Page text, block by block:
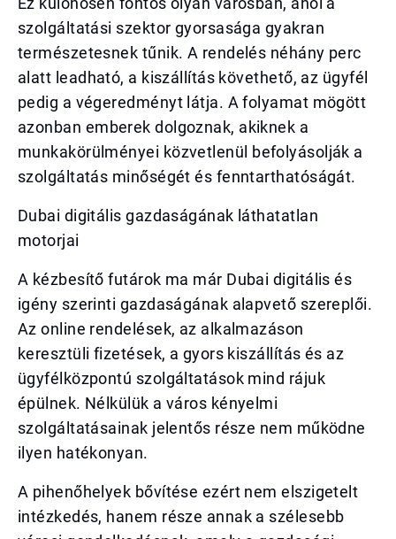
szolgáltatási szektor gyorsasága gyakran
természetesnek tűnik. A rendelés néhány perc
alatt leadható, a kiszállítás követhető, az ügyfél
pedig a végeredményt látja. A folyamat mögött
azonban emberek dolgoznak, akiknek a
munkakörülményei közvetlenül befolyásolják a
szolgáltatás minőségét és fenntarthatóságát.
Dubai digitális gazdaságának láthatatlan
motorjai
A kézbesítő futárok ma már Dubai digitális és
igény szerinti gazdaságának alapvető szereplői.
Az online rendelések, az alkalmazáson
keresztüli fizetések, a gyors kiszállítás és az
ügyfélközpontú szolgáltatások mind rájuk
épülnek. Nélkülük a város kényelmi
szolgáltatásainak jelentős része nem működne
ilyen hatékonyan.
A pihenőhelyek bővítése ezért nem elszigetelt
intézkedés, hanem része annak a szélesebb